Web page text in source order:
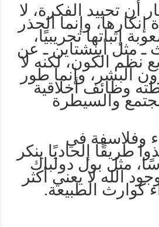
أن تحييد الفكرة، لا
وإنما الحذر
إثباتها تجريبيًا،
مثل أينشتاين ـ عن
نظم الكون، لكنه لا
البشر، وإنما طور
وظائف أخلاقية
والسيطرة
وفلاسفة في
طريقًا إلحاديًا ينكر
مثل بول دولباك
الله لا يعني أكثر
كوارث الطبيعة.